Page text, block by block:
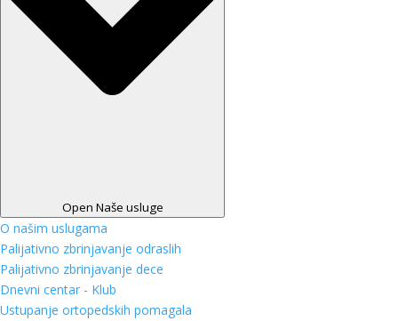
Open Naše usluge
O našim uslugama
Palijativno zbrinjavanje odraslih
Palijativno zbrinjavanje dece
Dnevni centar - Klub
Ustupanje ortopedskih pomagala